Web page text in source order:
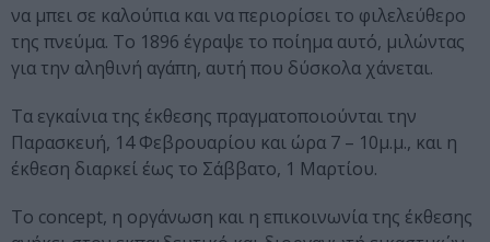
να μπει σε καλούπια και να περιορίσει το φιλελεύθερο
της πνεύμα. Το 1896 έγραψε το ποίημα αυτό, μιλώντας
για την αληθινή αγάπη, αυτή που δύσκολα χάνεται.
Τα εγκαίνια της έκθεσης πραγματοποιούνται την
Παρασκευή, 14 Φεβρουαρίου και ώρα 7 – 10μ.μ., και η
έκθεση διαρκεί έως το Σάββατο, 1 Μαρτίου.
Το concept, η οργάνωση και η επικοινωνία της έκθεσης